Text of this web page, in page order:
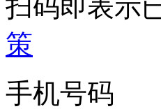
扫码即表示
策
手机号码